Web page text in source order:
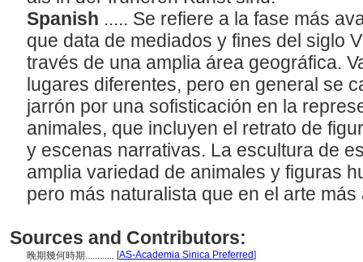
Spanish ..... Se refiere a la fase más
que data de mediados y fines del siglo
través de una amplia área geográfica.
lugares diferentes, pero en general se
jarrón por una sofisticación en la
animales, que incluyen el retrato de
y escenas narrativas. La escultura de
amplia variedad de animales y figuras
pero más naturalista que en el arte
Sources and Contributors:
晚期幾何時期............ [AS-Academia Sinica Preferred]